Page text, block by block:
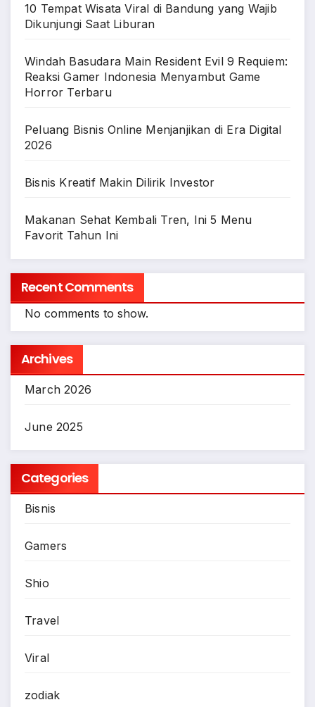
10 Tempat Wisata Viral di Bandung yang Wajib
Dikunjungi Saat Liburan
Windah Basudara Main Resident Evil 9 Requiem:
Reaksi Gamer Indonesia Menyambut Game
Horror Terbaru
Peluang Bisnis Online Menjanjikan di Era Digital
2026
Bisnis Kreatif Makin Dilirik Investor
Makanan Sehat Kembali Tren, Ini 5 Menu
Favorit Tahun Ini
Recent Comments
No comments to show.
Archives
March 2026
June 2025
Categories
Bisnis
Gamers
Shio
Travel
Viral
zodiak